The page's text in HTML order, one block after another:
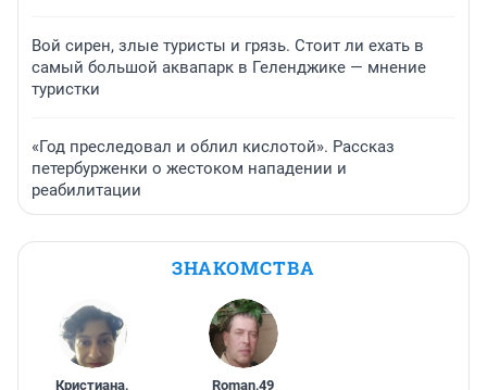
Вой сирен, злые туристы и грязь. Стоит ли ехать в
самый большой аквапарк в Геленджике — мнение
туристки
«Год преследовал и облил кислотой». Рассказ
петербурженки о жестоком нападении и
реабилитации
ЗНАКОМСТВА
Кристиана,
Roman,49